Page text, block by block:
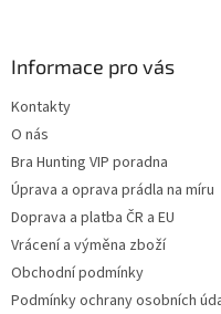
Informace pro vás
Kontakty
O nás
Bra Hunting VIP poradna
Úprava a oprava prádla na míru
Doprava a platba ČR a EU
Vrácení a výměna zboží
Obchodní podmínky
Podmínky ochrany osobních